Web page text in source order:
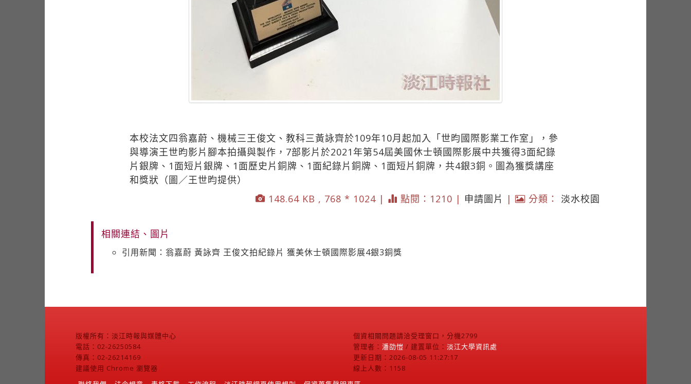
本校法文四翁嘉蔚、機械三王俊文、教科三黃詠齊於109年10月起加入「世昀國際影業工作室」，參
與導演王世昀影片腳本拍攝與製作，7部影片於2021年第54屆美國休士頓國際影展中共獲得3面紀錄
片銀牌、1面短片銀牌、1面歷史片銅牌、1面紀錄片銅牌、1面短片銅牌，共4銀3銅。圖為獲獎講座
和獎狀（圖／王世昀提供）
148.64 KB , 768 * 1024 |
點閱：1210 | 申請圖片 | 分類： 淡水校園
相關連結、圖片
引用新聞：翁嘉蔚 黃詠齊 王俊文拍紀錄片 獲美休士頓國際影展4銀3銅獎
版權所有：淡江時報與媒體中心
電話：02-26250584
傳真：02-26214169
建議使用 Chrome 瀏覽器
個資相關問題請洽受理窗口，分機2799
管理者： 潘劭愷 / 建置單位： 淡江大學資訊處
更新日期：2026-08-05 11:27:17
線上人數：1158